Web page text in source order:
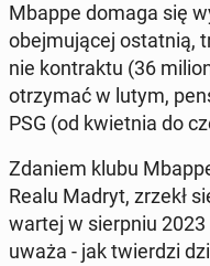
Mbappe domaga się
obej­mu­ją­cej ostat­nią,
nie kon­trak­tu (36
otrzy­mać w lutym,
PSG (od kwiet­nia do
Zdaniem klubu
Realu Madryt, zrzekł
war­tej w sierp­niu
uważa - jak twier­dzi